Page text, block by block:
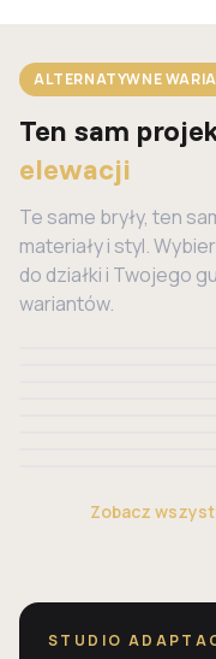
ALTERNATYWNE
Ten sam
elewacji
Te same bryły, ten
materiały i styl.
do działki i Twojego
wariantów.
Zobacz
STUDIO